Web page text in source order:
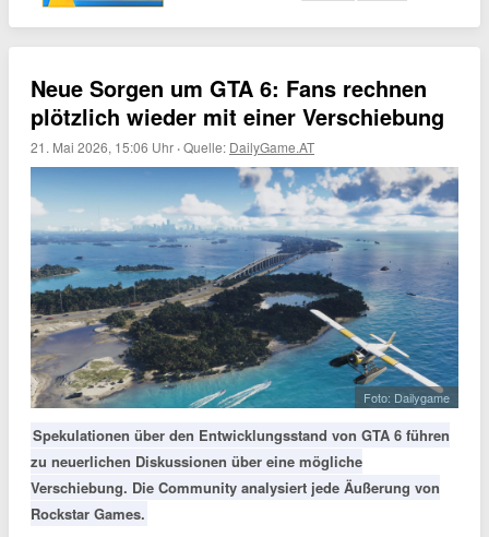
Neue Sorgen um GTA 6: Fans rechnen
plötzlich wieder mit einer Verschiebung
21. Mai 2026, 15:06 Uhr ·Quelle: DailyGame.AT
Foto: Dailygame
Spekulationen über den Entwicklungsstand von GTA 6 führen
zu neuerlichen Diskussionen über eine mögliche
Verschiebung. Die Community analysiert jede Äußerung von
Rockstar Games.